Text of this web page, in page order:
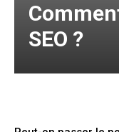
SEO ?